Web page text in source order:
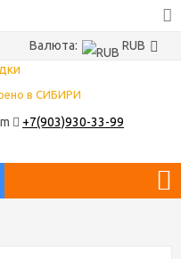
Валюта: RUB
в СИБИРИ
+7(903)930-33-99